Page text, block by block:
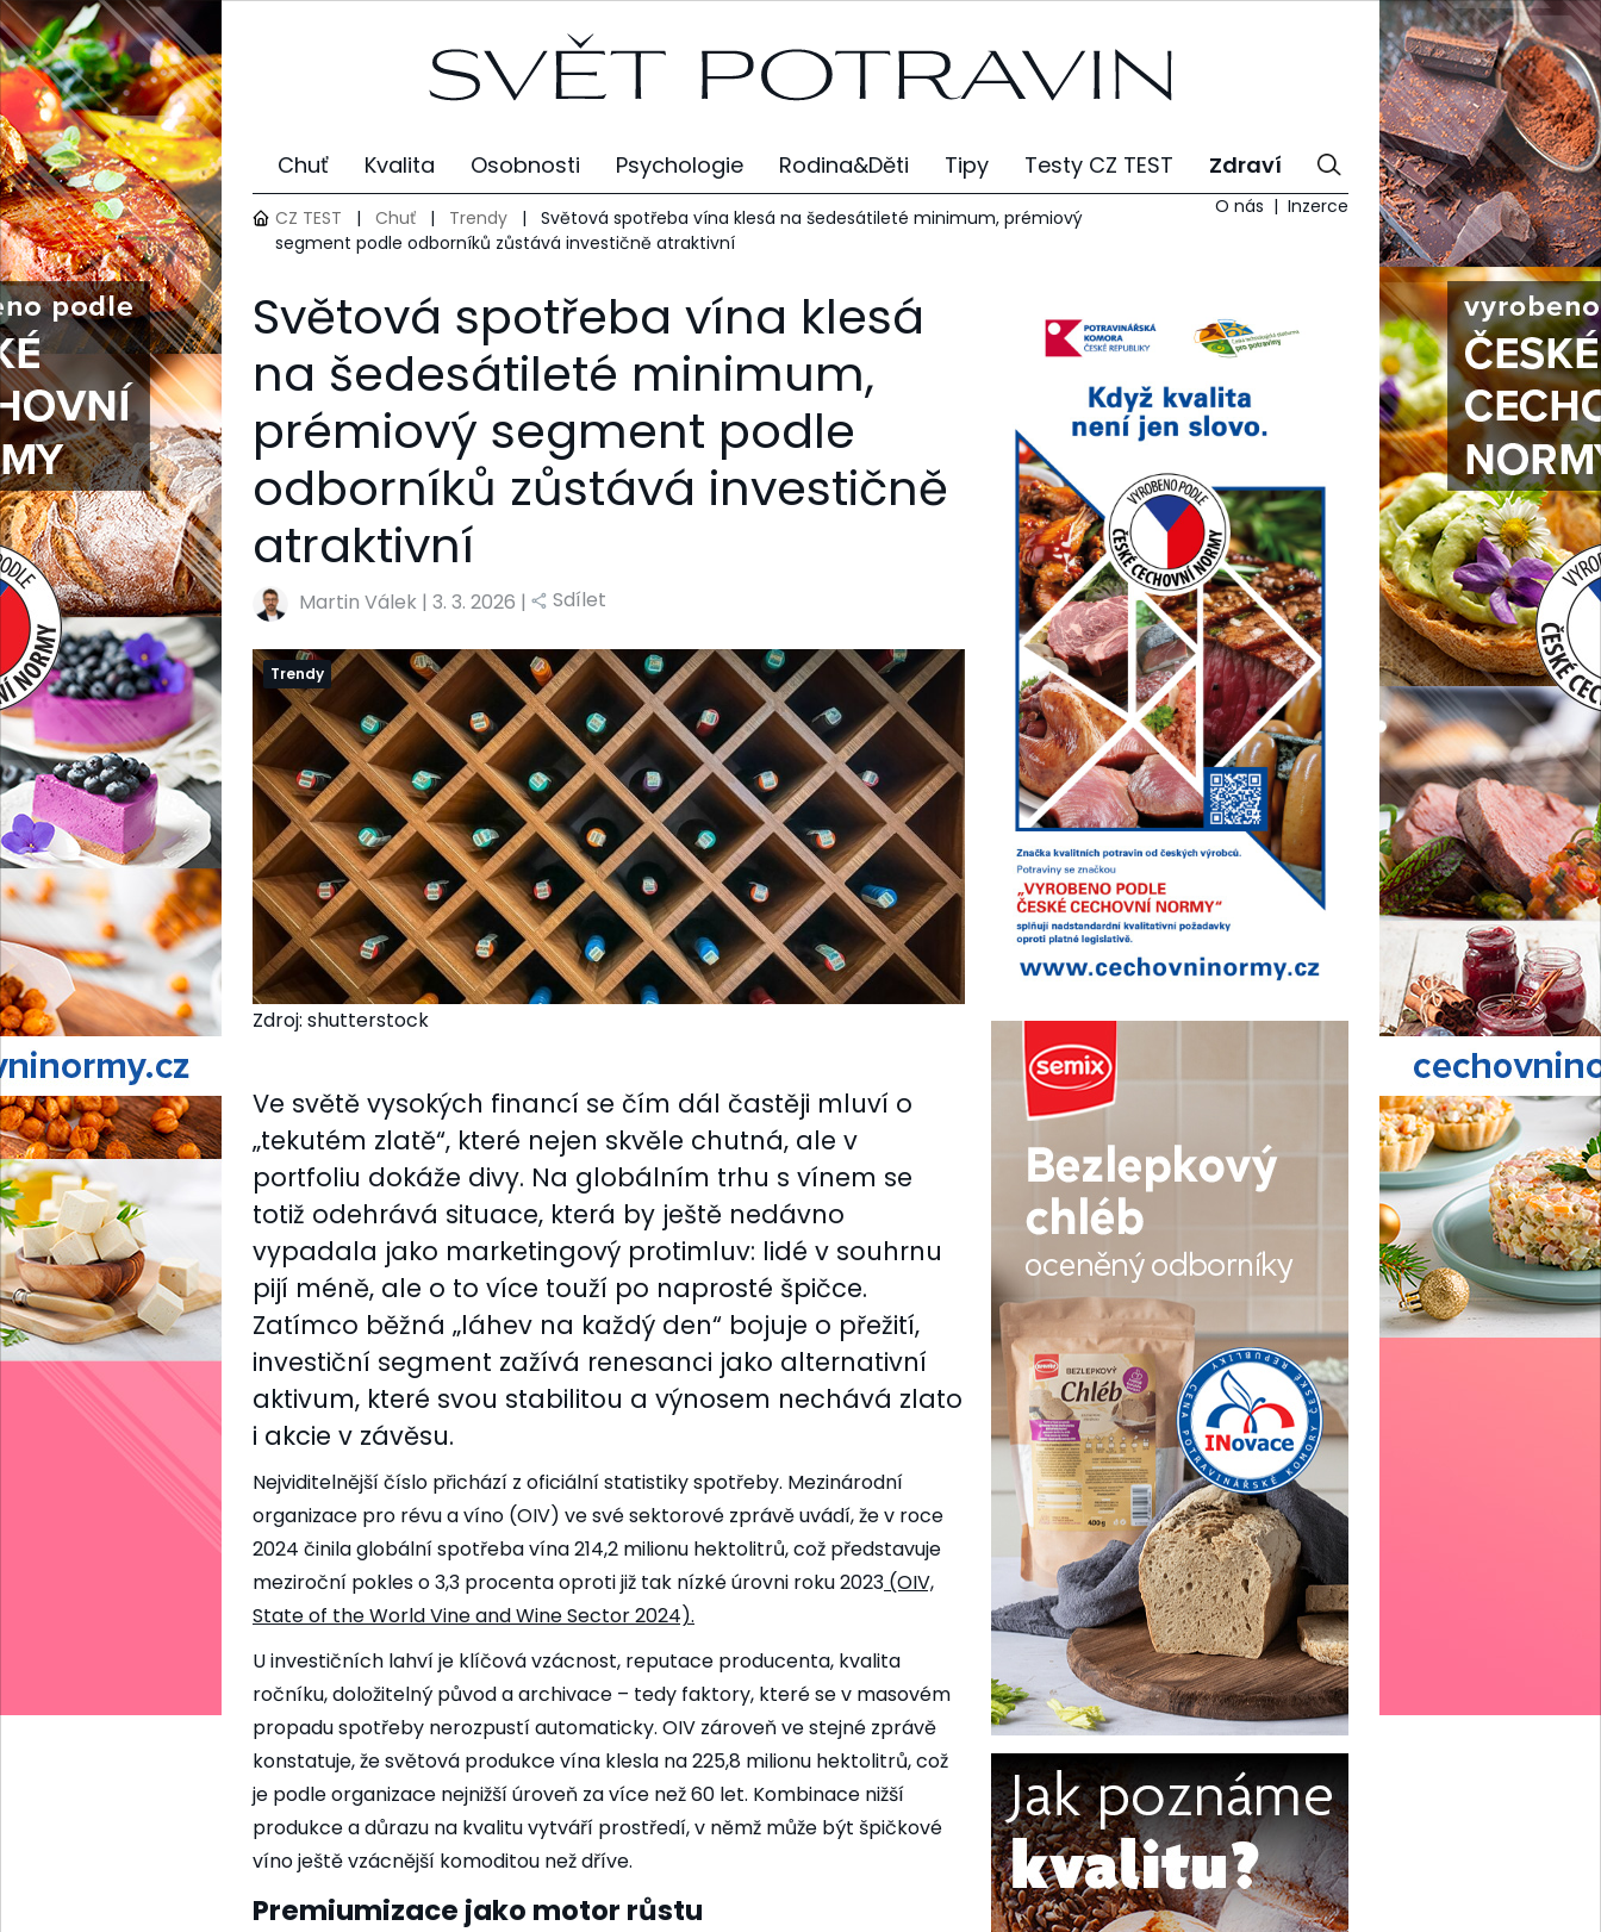
Chuť Kvalita Osobnosti Psychologie Rodina&Děti Tipy Testy CZ TEST Zdraví
CZ TEST | Chuť | Trendy |
Světová spotřeba vína klesá na šedesátileté minimum, prémiový
segment podle odborníků zůstává investičně atraktivní
O nás Inzerce
Světová spotřeba vína klesá
na šedesátileté minimum,
prémiový segment podle
odborníků zůstává investičně
atraktivní
Martin Válek | 3. 3. 2026 | Sdílet
Trendy
Zdroj: shutterstock
Ve světě vysokých financí se čím dál častěji mluví o
„tekutém zlatě“, které nejen skvěle chutná, ale v
portfoliu dokáže divy. Na globálním trhu s vínem se
totiž odehrává situace, která by ještě nedávno
vypadala jako marketingový protimluv: lidé v souhrnu
pijí méně, ale o to více touží po naprosté špičce.
Zatímco běžná „láhev na každý den“ bojuje o přežití,
investiční segment zažívá renesanci jako alternativní
aktivum, které svou stabilitou a výnosem nechává zlato
i akcie v závěsu.
Nejviditelnější číslo přichází z oficiální statistiky spotřeby. Mezinárodní
organizace pro révu a víno (OIV) ve své sektorové zprávě uvádí, že v roce
2024 činila globální spotřeba vína 214,2 milionu hektolitrů, což představuje
meziroční pokles o 3,3 procenta oproti již tak nízké úrovni roku 2023 (OIV,
State of the World Vine and Wine Sector 2024).
U investičních lahví je klíčová vzácnost, reputace producenta, kvalita
ročníku, doložitelný původ a archivace – tedy faktory, které se v masovém
propadu spotřeby nerozpustí automaticky. OIV zároveň ve stejné zprávě
konstatuje, že světová produkce vína klesla na 225,8 milionu hektolitrů, což
je podle organizace nejnižší úroveň za více než 60 let. Kombinace nižší
produkce a důrazu na kvalitu vytváří prostředí, v němž může být špičkové
víno ještě vzácnější komoditou než dříve.
Premiumizace jako motor růstu